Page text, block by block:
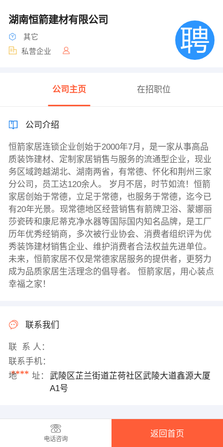
湖南恒箭建材有限公司
其它
私营企业
公司主页 在招职位
公司介绍
恒箭家居连锁企业创始于2000年7月，是一家从事高品
质装饰建材、定制家居销售与服务的流通型企业，现业
务区域跨越湖北、湖南两省，有常德、怀化和荆州三家
分公司，员工达120余人。 岁月不居，时节如流！恒箭
家居创始于常德，立足于常德，也服务于常德，迄今已
有20年光景。现常德地区经营销售有箭牌卫浴、蒙娜丽
莎瓷砖和康尼蒂克净水器等国际国内知名品牌，是工厂
历年优秀经销商，多次被行业协会、消费者组织评为优
秀装饰建材销售企业、维护消费者合法权益先进单位。
未来，恒箭家居不仅是常德家居服务的提供者，更努力
成为品质家居生活理念的倡导者。 恒箭家居，用心装点
幸福之家！
联系我们
联 系 人：
联系手机：
****
地 址：
武陵区芷兰街道芷荷社区武陵大道鑫源大厦
A1号
电话咨询
返回首页